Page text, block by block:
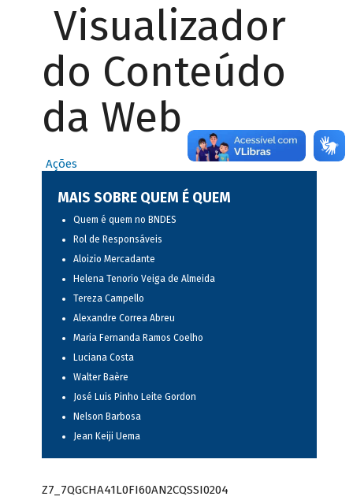
Visualizador
do Conteúdo
da Web
Ações
MAIS SOBRE QUEM É QUEM
Quem é quem no BNDES
Rol de Responsáveis
Aloizio Mercadante
Helena Tenorio Veiga de Almeida
Tereza Campello
Alexandre Correa Abreu
Maria Fernanda Ramos Coelho
Luciana Costa
Walter Baère
José Luis Pinho Leite Gordon
Nelson Barbosa
Jean Keiji Uema
Z7_7QGCHA41L0FI60AN2CQSSI0204